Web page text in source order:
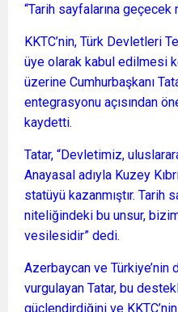
“Tarih sayfalarına
KKTC’nin, Türk Devletleri
üye olarak kabul edilmesi
üzerine Cumhurbaşkanı
entegrasyonu açısından
kaydetti.
Tatar, “Devletimiz,
Anayasal adıyla Kuzey
statüyü kazanmıştır. Tarih
niteliğindeki bu unsur,
vesilesidir” dedi.
Azerbaycan ve
vurgulayan Tatar, bu
güçlendirdiğini ve